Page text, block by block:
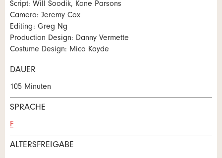
* Eingabe erforderlich
Zur Qualitätssicherung wird eine Kopie der E-Mail an
guidle übermittelt.
NACHRICHT SENDEN
Script: Will Soodik, Kane Parsons
Camera: Jeremy Cox
Editing: Greg Ng
Production Design: Danny Vermette
Costume Design: Mica Kayde
DAUER
105 Minuten
SPRACHE
F
ALTERSFREIGABE